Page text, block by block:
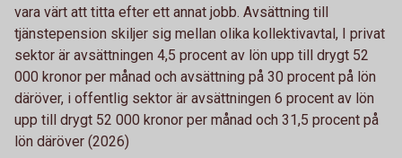
vara värt att titta efter ett annat jobb. Avsättning till
tjänstepension skiljer sig mellan olika kollektivavtal, I privat
sektor är avsättningen 4,5 procent av lön upp till drygt 52
000 kronor per månad och avsättning på 30 procent på lön
däröver, i offentlig sektor är avsättningen 6 procent av lön
upp till drygt 52 000 kronor per månad och 31,5 procent på
lön däröver (2026)